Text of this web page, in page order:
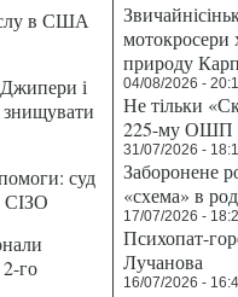
в США
і
знищувати
суд
СІЗО
го
мотокросери
природу
04/08/2026 -
Не тільки
225-му ОШП
31/07/2026 -
Заборонене
«схема» в
17/07/2026 -
Психопат-
Лучанова
16/07/2026 -